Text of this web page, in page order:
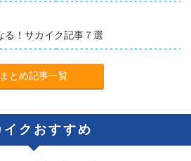
る！サカイク記事７選
まとめ記事一覧
イクおすすめ